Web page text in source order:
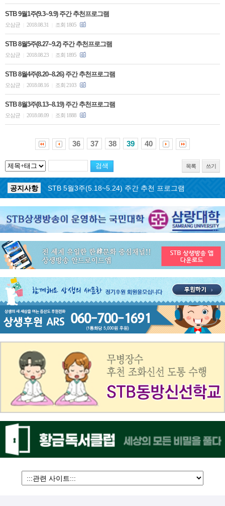
STB 9월1주(9.3~9.9) 주간 추천프로그램
오삼균 2018.08.31 조회 1805
STB 8월5주(8.27~9.2) 주간 추천프로그램
오삼균 2018.08.23 조회 1895
STB 8월4주(8.20~8.26) 주간 추천프로그램
오삼균 2018.08.16 조회 2103
STB 8월3주(8.13~8.19) 주간 추천프로그램
오삼균 2018.08.09 조회 1888
36 37 38 39 40
목록 쓰기
공지사항 ON AIR 서비스 장애 복구 안내
공지사항
STB 5월4주(5.25~5.31) 주간 추천 프로그램
공지사항
STB 5월3주(5.18~5.24) 주간 추천 프로그램
공지사항
STB 4월마지막주(4.27~5.3) 주간 추천 프로그램
STB 4월4주(4.20~4.26) 주간 추천 프로그램
공지사항
STB 4월2주(4.6~4.12) 주간 추천 프로그램
공지사항
STB 4월1주(3.30~4.5) 주간 추천 프로그램
공지사항
STB 3월4주(3.23~3.29) 주간 추천 프로그램